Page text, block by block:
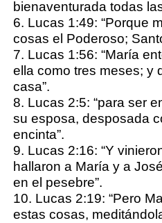
bienaventurada todas
6. Lucas 1:49: “Porque
cosas el Poderoso;
7. Lucas 1:56: “María
ella como tres meses; y
casa”.
8. Lucas 2:5: “para ser
su esposa, desposada
encinta”.
9. Lucas 2:16: “Y
hallaron a María y a
en el pesebre”.
10. Lucas 2:19: “Pero
estas cosas,